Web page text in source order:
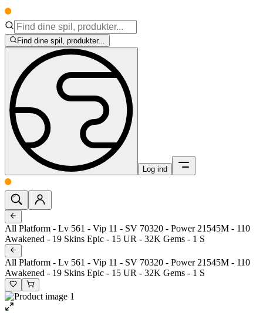
Find dine spil, produkter...
Log ind
All Platform - Lv 561 - Vip 11 - SV 70320 - Power 21545M - 110
Awakened - 19 Skins Epic - 15 UR - 32K Gems - 1 S
All Platform - Lv 561 - Vip 11 - SV 70320 - Power 21545M - 110
Awakened - 19 Skins Epic - 15 UR - 32K Gems - 1 S